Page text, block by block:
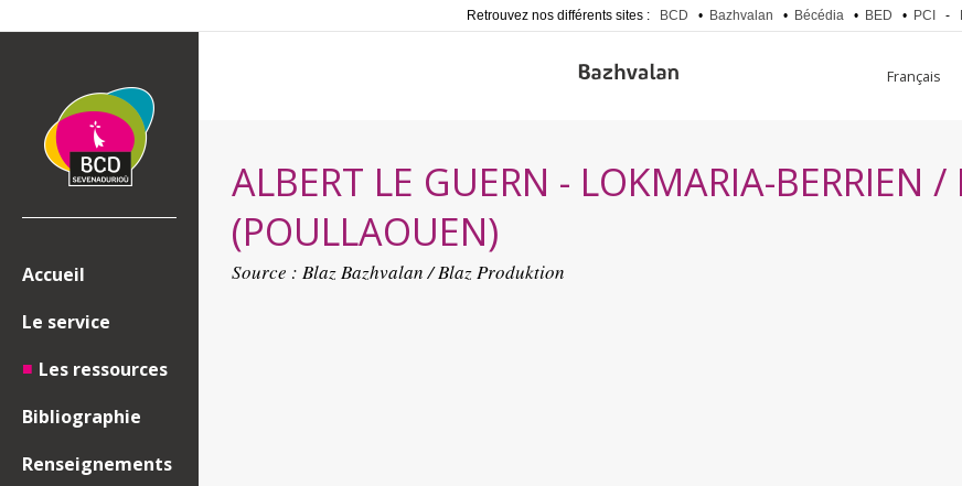
Retrouvez nos différents sites : BCD • Bazhvalan • Bécédia • BED • PCI -
Accueil
Le service
Les ressources
Bibliographie
Renseignements
Français
ALBERT LE GUERN - LOKMARIA-BERRIEN /
(POULLAOUEN)
Source : Blaz Bazhvalan / Blaz Produktion